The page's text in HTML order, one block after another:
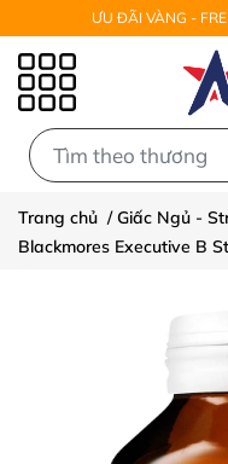
ƯU ĐÃI VÀNG -
Trang chủ /Giấc Ngủ -
Blackmores Executive B